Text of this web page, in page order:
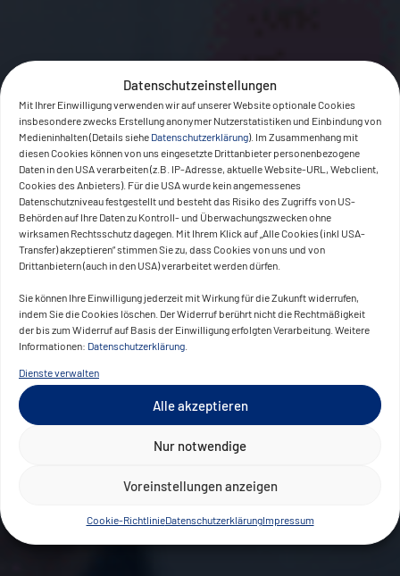
Datenschutzeinstellungen
Mit Ihrer Einwilligung verwenden wir auf unserer Website optionale Cookies
insbesondere zwecks Erstellung anonymer Nutzerstatistiken und Einbindung von
Medieninhalten (Details siehe Datenschutzerklärung). Im Zusammenhang mit
diesen Cookies können von uns eingesetzte Drittanbieter personenbezogene
Daten in den USA verarbeiten (z.B. IP-Adresse, aktuelle Website-URL, Webclient,
Cookies des Anbieters). Für die USA wurde kein angemessenes
Datenschutzniveau festgestellt und besteht das Risiko des Zugriffs von US-
Behörden auf Ihre Daten zu Kontroll- und Überwachungszwecken ohne
wirksamen Rechtsschutz dagegen. Mit Ihrem Klick auf „Alle Cookies (inkl USA-
Transfer) akzeptieren“ stimmen Sie zu, dass Cookies von uns und von
Drittanbietern (auch in den USA) verarbeitet werden dürfen.
Sie können Ihre Einwilligung jederzeit mit Wirkung für die Zukunft widerrufen,
indem Sie die Cookies löschen. Der Widerruf berührt nicht die Rechtmäßigkeit
der bis zum Widerruf auf Basis der Einwilligung erfolgten Verarbeitung. Weitere
Informationen: Datenschutzerklärung
Dienste verwalten
Alle akzeptieren
Nur notwendige
Voreinstellungen anzeigen
Cookie-RichtlinieDatenschutzerklärungImpressum